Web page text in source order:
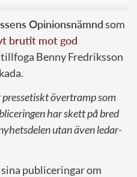
Opinionsnämndsom
brutit mot god
Benny Fredriksson
övertramp som
har skett på bred
utan även ledar-
publiceringar om